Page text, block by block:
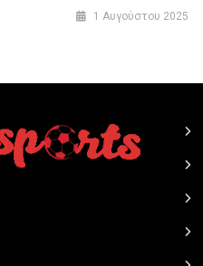
1 Αυγούστου 2025